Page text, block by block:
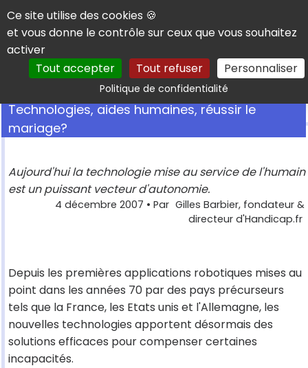
Panneau de gestion des cookies
Ce site utilise des cookies 🍪
et vous donne le contrôle sur ceux que vous souhaitez
activer
Tout accepter
Tout refuser Personnaliser
Politique de confidentialitéRechercher
Technologies, aides humaines, réussir le
mariage?
Aujourd'hui la technologie mise au service de l'humain
est un puissant vecteur d'autonomie.
4 décembre 2007 • Par Gilles Barbier, fondateur &
directeur d'Handicap.fr
Depuis les premières applications robotiques mises au
point dans les années 70 par des pays précurseurs
tels que la France, les Etats unis et l'Allemagne, les
nouvelles technologies apportent désormais des
solutions efficaces pour compenser certaines
incapacités.